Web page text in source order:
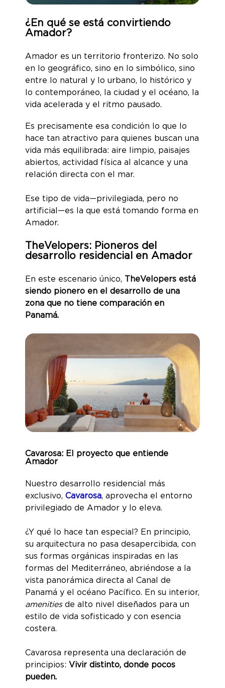
¿En qué se está convirtiendo
Amador?
Amador es un territorio fronterizo. No solo
en lo geográfico, sino en lo simbólico, sino
entre lo natural y lo urbano, lo histórico y
lo contemporáneo, la ciudad y el océano, la
vida acelerada y el ritmo pausado.
Es precisamente esa condición lo que lo
hace tan atractivo para quienes buscan una
vida más equilibrada: aire limpio, paisajes
abiertos, actividad física al alcance y una
relación directa con el mar.
Ese tipo de vida—privilegiada, pero no
artificial—es la que está tomando forma en
Amador.
TheVelopers: Pioneros del
desarrollo residencial en Amador
En este escenario único, TheVelopers está
siendo pionero en el desarrollo de una
zona que no tiene comparación en
Panamá.
Cavarosa: El proyecto que entiende
Amador
Nuestro desarrollo residencial más
exclusivo, Cavarosa, aprovecha el entorno
privilegiado de Amador y lo eleva.
¿Y qué lo hace tan especial? En principio,
su arquitectura no pasa desapercibida, con
sus formas orgánicas inspiradas en las
formas del Mediterráneo, abriéndose a la
vista panorámica directa al Canal de
Panamá y el océano Pacífico. En su interior,
amenitiesde alto nivel diseñados para un
estilo de vida sofisticado y con esencia
costera.
Cavarosa representa una declaración de
principios: Vivir distinto, donde pocos
pueden.